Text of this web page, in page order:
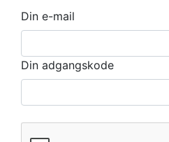
Din e-mail
Din adgangskode